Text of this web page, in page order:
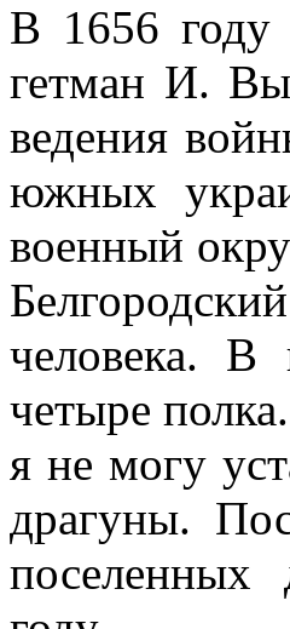
В 1656 году
гетман И.
ведения
южных
военный
человека. В
четыре
я не могу
драгуны.
посе­ленных